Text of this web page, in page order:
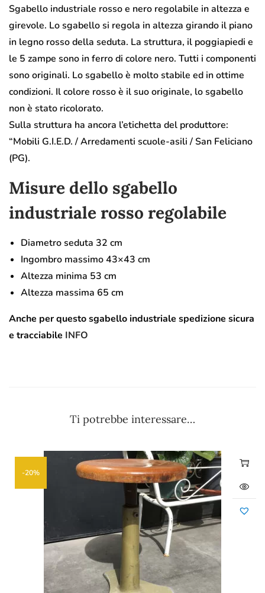
Sgabello industriale rosso e nero regolabile in altezza e
girevole. Lo sgabello si regola in altezza girando il piano
in legno rosso della seduta. La struttura, il poggiapiedi e
le 5 zampe sono in ferro di colore nero. Tutti i componenti
sono originali. Lo sgabello è molto stabile ed in ottime
condizioni. Il colore rosso è il suo originale, lo sgabello
non è stato ricolorato.
Sulla struttura ha ancora l’etichetta del produttore:
“Mobili G.I.E.D. / Arredamenti scuole-asili / San Feliciano
(PG).
Misure dello sgabello
industriale rosso regolabile
Diametro seduta 32 cm
Ingombro massimo 43×43 cm
Altezza minima 53 cm
Altezza massima 65 cm
Anche per questo sgabello industriale spedizione sicura
e tracciabile INFO
Ti potrebbe interessare…
-20%